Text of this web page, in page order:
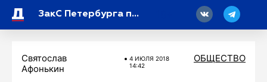
ЗакС Петербурга подвел итоги работы и ушел на летние каникулы
Святослав
Афонькин
4 ИЮЛЯ 2018
14:42
ОБЩЕСТВО